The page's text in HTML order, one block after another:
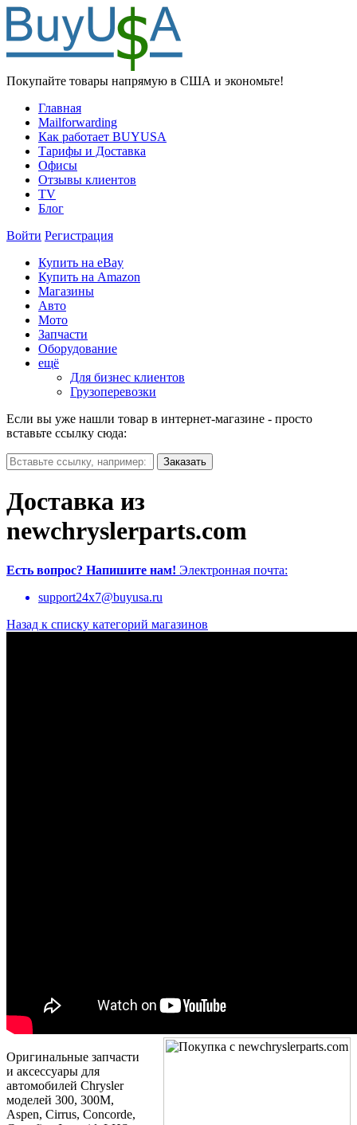
Покупайте товары напрямую в США и экономьте!
Главная
Mailforwarding
Как работает BUYUSA
Тарифы и Доставка
Офисы
Отзывы клиентов
TV
Блог
Войти Регистрация
Купить на eBay
Купить на Amazon
Магазины
Авто
Мото
Запчасти
Оборудование
ещё
Для бизнес клиентов
Грузоперевозки
Если вы уже нашли товар в интернет-магазине - просто
вставьте ссылку сюда:
Доставка из
newchryslerparts.com
Есть вопрос? Напишите нам! Электронная почта:
support24x7@buyusa.ru
Назад к списку категорий магазинов
Оригинальные запчасти
и аксессуары для
автомобилей Chrysler
моделей 300, 300M,
Aspen, Cirrus, Concorde,